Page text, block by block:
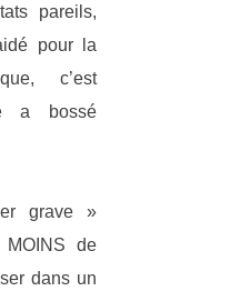
pareils,
pour la
c’est
a bossé
grave »
de
dans un